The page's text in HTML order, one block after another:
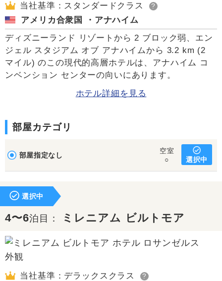
当社基準：スタンダードクラス ?
アメリカ合衆国 ・アナハイム
ディズニーランド リゾートから 2 ブロック弱、エン
ジェル スタジアム オブ アナハイムから 3.2 km (2
マイル) のこの現代的高層ホテルは、アナハイム コ
ンベンション センターの向いにあります。
ホテル詳細を見る
部屋カテゴリ
部屋指定なし
空室
○
選択中
選択中
4〜6泊目： ミレニアム ビルトモア
当社基準：デラックスクラス ?